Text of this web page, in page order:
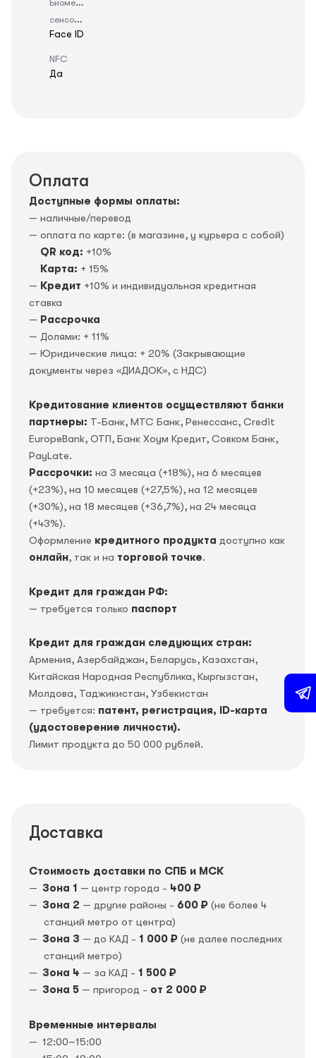
Биометрический
сенсор
Face ID
NFC
Да
Оплата
Доступные формы оплаты:
— наличные/перевод
— оплата по карте: (в магазине, у курьера с собой)
QR код: +10%
Карта: + 15%
— Кредит +10% и индивидуальная кредитная
ставка
— Рассрочка
— Долями: + 11%
— Юридические лица: + 20% (Закрывающие
документы через «ДИАДОК», c НДС)
Кредитование клиентов осуществляют банки
партнеры: Т-Банк, МТС Банк, Ренессанс, Credit
EuropeBank, OTП, Банк Хоум Кредит, Совком Банк,
PayLate.
Рассрочки: на 3 месяца (+18%), на 6 месяцев
(+23%), на 10 месяцев (+27,5%), на 12 месяцев
(+30%), на 18 месяцев (+36,7%), на 24 месяца
(+43%).
Оформление кредитного продукта доступно как
онлайн, так и на торговой точке.
Кредит для граждан РФ:
— требуется только паспорт
Кредит для граждан следующих стран:
Армения, Азербайджан, Беларусь, Казахстан,
Китайская Народная Республика, Кыргызстан,
Молдова, Таджикистан, Узбекистан
— требуется: патент, регистрация, ID-карта
(удостоверение личности).
Лимит продукта до 50 000 рублей.
Доставка
Стоимость доставки по СПБ и МСК
Зона 1 — центр города - 400 ₽
Зона 2 — другие районы - 600 ₽ (не более 4
станций метро от центра)
Зона 3 — до КАД - 1 000 ₽ (не далее последних
станций метро)
Зона 4 — за КАД - 1 500 ₽
Зона 5 — пригород - от 2 000 ₽
Временные интервалы
12:00–15:00